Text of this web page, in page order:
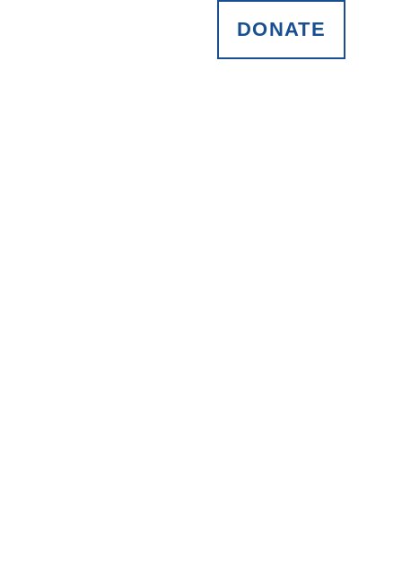
DONATE